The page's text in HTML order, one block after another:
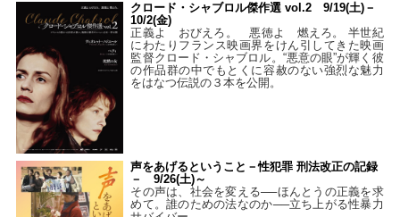
クロード・シャブロル傑作選 vol.2 9/19(土)－
10/2(金)
正義よ おびえろ。 悪徳よ 燃えろ。 半世紀
にわたりフランス映画界をけん引してきた映画
監督クロード・シャブロル。“悪意の眼”が輝く彼
の作品群の中でもとくに容赦のない強烈な魅力
をはなつ伝説の３本を公開。
声をあげるということ－性犯罪 刑法改正の記録
－ 9/26(土)～
その声は、社会を変える──ほんとうの正義を求
めて。誰のための法なのか──立ち上がる性暴力